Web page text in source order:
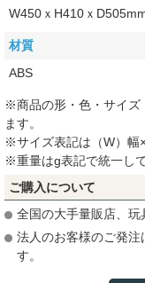
W450ｘH410ｘ
材質
ABS
※商品の形・色・サイズ
ます。
※サイズ表記は（W）幅
※重量はg表記で統一し
ご購入について
全国の大手量販店、玩
法人のお客様のご発注
す。